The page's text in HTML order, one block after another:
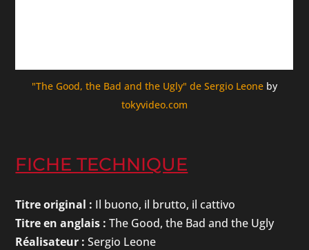
"The Good, the Bad and the Ugly" de Sergio Leone by
tokyvideo.com
FICHE TECHNIQUE
Titre original : Il buono, il brutto, il cattivo
Titre en anglais : The Good, the Bad and the Ugly
Réalisateur : Sergio Leone